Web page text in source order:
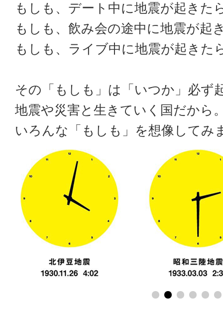
もしも、デート中に地震が起きた
もしも、飲み会の途中に地震が起
もしも、ライブ中に地震が起きた
その「もしも」は「いつか」必ず
地震や災害と生きていく国だから
いろんな「もしも」を想像してみ